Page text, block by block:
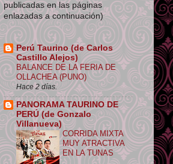
publicadas en las páginas
enlazadas a continuación)
Perú Taurino (de Carlos
Castillo Alejos)
BALANCE DE LA FERIA DE
OLLACHEA (PUNO)
Hace 2 días.
PANORAMA TAURINO DE
PERÚ (de Gonzalo
Villanueva)
CORRIDA MIXTA
MUY ATRACTIVA
EN LA TUNAS